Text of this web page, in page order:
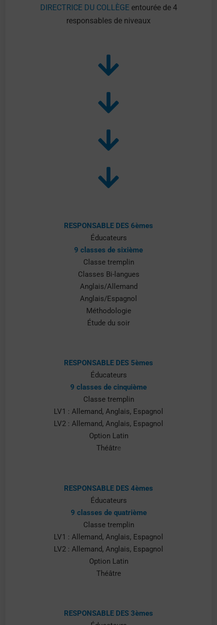
DIRECTRICE DU COLLÈGE entourée de 4
responsables de niveaux
RESPONSABLE DES 6èmes
Éducateurs
9 classes de sixième
Classe tremplin
Classes Bi-langues
Anglais/Allemand
Anglais/Espagnol
Méthodologie
Étude du soir
RESPONSABLE DES 5èmes
Éducateurs
9 classes de cinquième
Classe tremplin
LV1 : Allemand, Anglais, Espagnol
LV2 : Allemand, Anglais, Espagnol
Option Latin
Théâtre
RESPONSABLE DES 4èmes
Éducateurs
9 classes de quatrième
Classe tremplin
LV1 : Allemand, Anglais, Espagnol
LV2 : Allemand, Anglais, Espagnol
Option Latin
Théâtre
RESPONSABLE DES 3èmes